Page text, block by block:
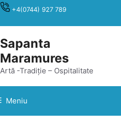
+4(0744) 927 789
Sapanta
Maramures
Artă -Tradiție – Ospitalitate
Meniu